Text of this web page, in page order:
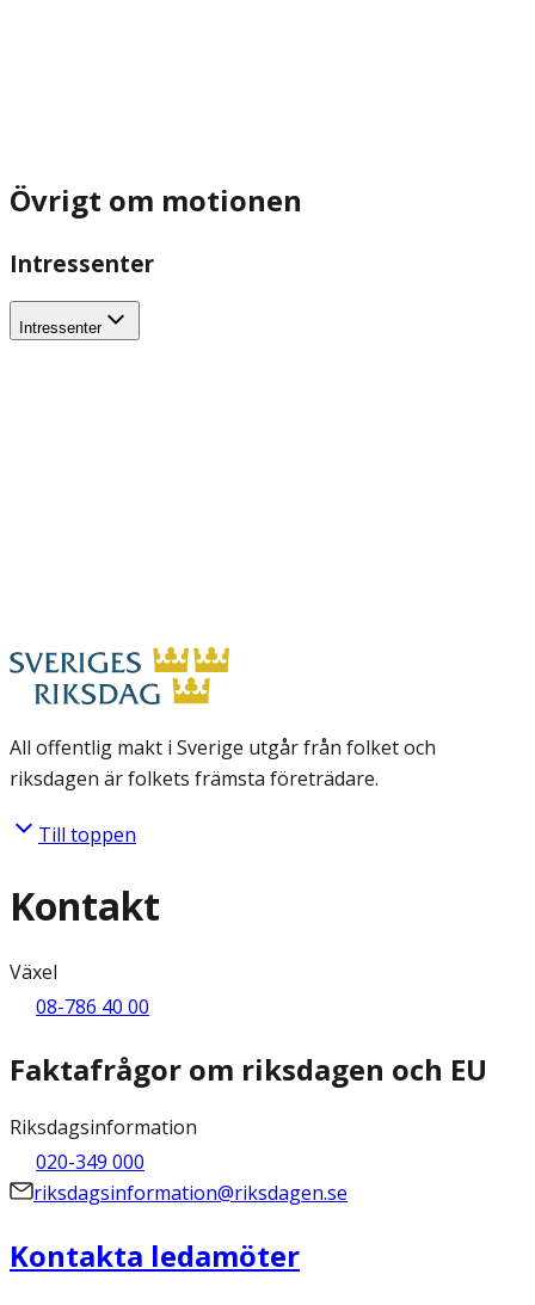
Övrigt om motionen
Intressenter
Intressenter
All offentlig makt i Sverige utgår från folket och
riksdagen är folkets främsta företrädare.
Till toppen
Kontakt
Växel
08-786 40 00
Faktafrågor om riksdagen och EU
Riksdagsinformation
020-349 000
riksdagsinformation@riksdagen.se
Kontakta ledamöter